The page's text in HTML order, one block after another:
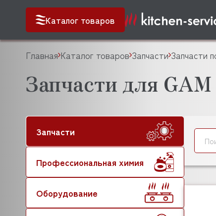
Каталог товаров
Главная Каталог товаров Запчасти Запчасти
Запчасти для GAM
Запчасти
Профессиональная химия
Оборудование